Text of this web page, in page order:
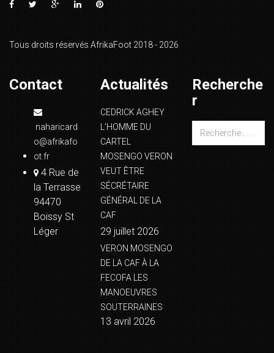
Tous droits réservés AfrikaFoot 2018 - 2026
Contact
naharicard
o@afrikafo
ot.fr
4 Rue de
la Terrasse
94470
Boissy St
Léger
Actualités
CEDRICK AGHEY
L’HOMME DU
CARTEL
MOSENGO VERON
VEUT ÊTRE
SÉCRÉTAIRE
GÉNÉRAL DE LA
CAF
29 juillet 2026
VERON MOSENGO
DE LA CAF À LA
FECOFA LES
MANOEUVRES
SOUTERRAINES
13 avril 2026
Recherche
r